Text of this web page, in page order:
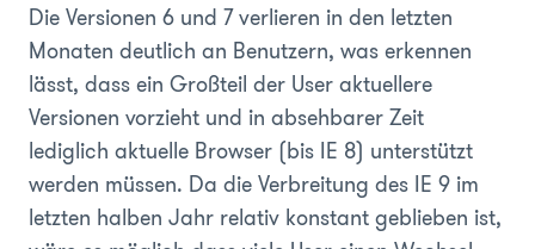
Die Versionen 6 und 7 verlieren in den letzten
Monaten deutlich an Benutzern, was erkennen
lässt, dass ein Großteil der User aktuellere
Versionen vorzieht und in absehbarer Zeit
lediglich aktuelle Browser (bis IE 8) unterstützt
werden müssen. Da die Verbreitung des IE 9 im
letzten halben Jahr relativ konstant geblieben ist,